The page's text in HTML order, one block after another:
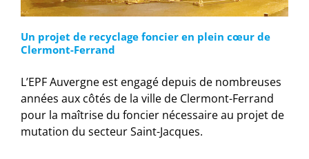
Un projet de recyclage foncier en plein cœur de
Clermont-Ferrand
L’EPF Auvergne est engagé depuis de nombreuses
années aux côtés de la ville de Clermont-Ferrand
pour la maîtrise du foncier nécessaire au projet de
mutation du secteur Saint-Jacques.